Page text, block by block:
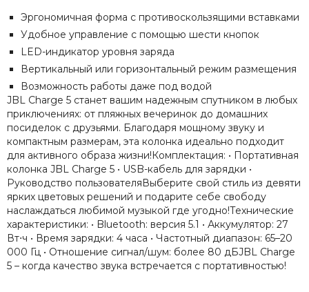
Эргономичная форма с противоскользящими вставками
Удобное управление с помощью шести кнопок
LED-индикатор уровня заряда
Вертикальный или горизонтальный режим размещения
Возможность работы даже под водой
JBL Charge 5 станет вашим надежным спутником в любых
приключениях: от пляжных вечеринок до домашних
посиделок с друзьями. Благодаря мощному звуку и
компактным размерам, эта колонка идеально подходит
для активного образа жизни!Комплектация: • Портативная
колонка JBL Charge 5 • USB-кабель для зарядки •
Руководство пользователяВыберите свой стиль из девяти
ярких цветовых решений и подарите себе свободу
наслаждаться любимой музыкой где угодно!Технические
характеристики: • Bluetooth: версия 5.1 • Аккумулятор: 27
Вт⋅ч • Время зарядки: 4 часа • Частотный диапазон: 65–20
000 Гц • Отношение сигнал/шум: более 80 дБJBL Charge
5 – когда качество звука встречается с портативностью!